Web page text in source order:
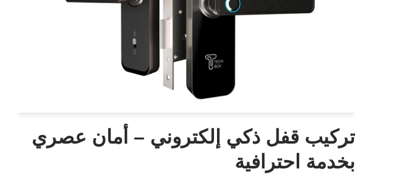
تركيب قفل ذكي إلكتروني – أمان عصري
بخدمة احترافية